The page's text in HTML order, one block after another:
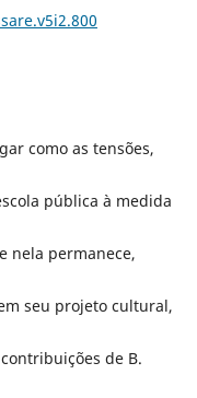
como as tensões,
pública à medida
nela permanece,
seu projeto cultural,
de B.